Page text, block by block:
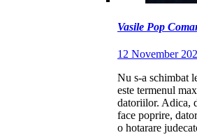
Vasile Pop
12 November
Nu s-a schimbat
este termenul
datoriilor. Adica,
face poprire,
o hotarare